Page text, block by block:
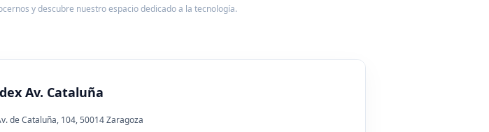
y descubre nuestro espacio dedicado a la tecnología.
Av. Cataluña
de Cataluña, 104, 50014 Zaragoza